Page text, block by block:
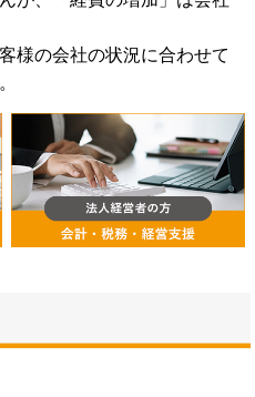
様の会社の状況に合わせて